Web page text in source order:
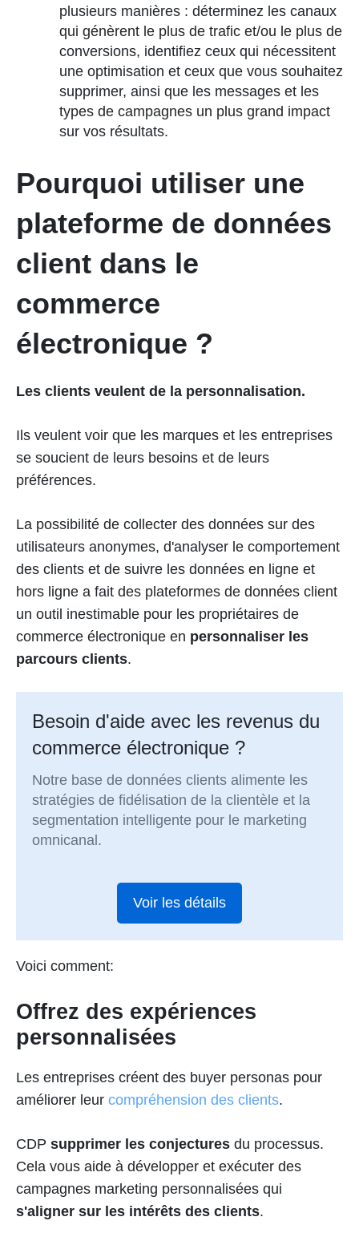
plusieurs manières : déterminez les canaux
qui génèrent le plus de trafic et/ou le plus de
conversions, identifiez ceux qui nécessitent
une optimisation et ceux que vous souhaitez
supprimer, ainsi que les messages et les
types de campagnes un plus grand impact
sur vos résultats.
Pourquoi utiliser une
plateforme de données
client dans le
commerce
électronique ?
Les clients veulent de la personnalisation.
Ils veulent voir que les marques et les entreprises
se soucient de leurs besoins et de leurs
préférences.
La possibilité de collecter des données sur des
utilisateurs anonymes, d'analyser le comportement
des clients et de suivre les données en ligne et
hors ligne a fait des plateformes de données client
un outil inestimable pour les propriétaires de
commerce électronique en personnaliser les
parcours clients.
Besoin d'aide avec les revenus du
commerce électronique ?
Notre base de données clients alimente les
stratégies de fidélisation de la clientèle et la
segmentation intelligente pour le marketing
omnicanal.
Voir les détails
Voici comment:
Offrez des expériences
personnalisées
Les entreprises créent des buyer personas pour
améliorer leur compréhension des clients.
CDP supprimer les conjectures du processus.
Cela vous aide à développer et exécuter des
campagnes marketing personnalisées qui
s'aligner sur les intérêts des clients.